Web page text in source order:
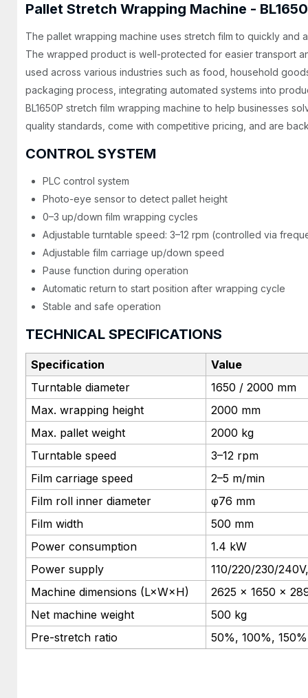
Pallet Stretch Wrapping Machine -
The pallet wrapping machine uses stretch film to quickly and
The wrapped product is well-protected for easier transport
used across various industries such as food, household
packaging process, integrating automated systems into
BL1650P stretch film wrapping machine to help businesses
quality standards, come with competitive pricing, and are
CONTROL SYSTEM
PLC control system
Photo-eye sensor to detect pallet height
0–3 up/down film wrapping cycles
Adjustable turntable speed: 3–12 rpm (controlled via
Adjustable film carriage up/down speed
Pause function during operation
Automatic return to start position after wrapping cycle
Stable and safe operation
TECHNICAL SPECIFICATIONS
Specification
Value
Turntable diameter
1650 / 2000 mm
Max. wrapping height
2000 mm
Max. pallet weight
2000 kg
Turntable speed
3–12 rpm
Film carriage speed
2–5 m/min
Film roll inner diameter
φ76 mm
Film width
500 mm
Power consumption
1.4 kW
Power supply
110/220/230/
Machine dimensions (L×W×H)
2625 × 1650 ×
Net machine weight
500 kg
Pre-stretch ratio
50%, 100%,